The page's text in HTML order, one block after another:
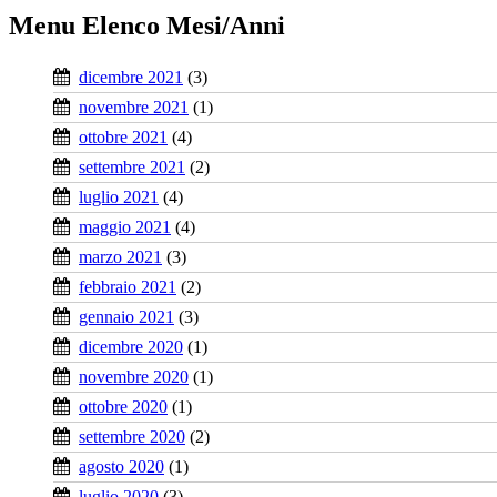
Menu Elenco Mesi/Anni
dicembre 2021 (3)
novembre 2021 (1)
ottobre 2021 (4)
settembre 2021 (2)
luglio 2021 (4)
maggio 2021 (4)
marzo 2021 (3)
febbraio 2021 (2)
gennaio 2021 (3)
dicembre 2020 (1)
novembre 2020 (1)
ottobre 2020 (1)
settembre 2020 (2)
agosto 2020 (1)